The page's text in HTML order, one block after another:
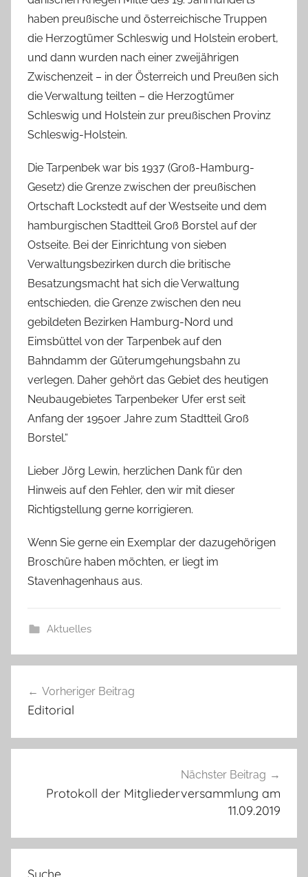
haben preußische und österreichische Truppen
die Herzogtümer Schleswig und Holstein erobert,
und dann wurden nach einer zweijährigen
Zwischenzeit – in der Österreich und Preußen sich
die Verwaltung teilten – die Herzogtümer
Schleswig und Holstein zur preußischen Provinz
Schleswig-Holstein.
Die Tarpenbek war bis 1937 (Groß-Hamburg-
Gesetz) die Grenze zwischen der preußischen
Ortschaft Lockstedt auf der Westseite und dem
hamburgischen Stadtteil Groß Borstel auf der
Ostseite. Bei der Einrichtung von sieben
Verwaltungsbezirken durch die britische
Besatzungsmacht hat sich die Verwaltung
entschieden, die Grenze zwischen den neu
gebildeten Bezirken Hamburg-Nord und
Eimsbüttel von der Tarpenbek auf den
Bahndamm der Güterumgehungsbahn zu
verlegen. Daher gehört das Gebiet des heutigen
Neubaugebietes Tarpenbeker Ufer erst seit
Anfang der 1950er Jahre zum Stadtteil Groß
Borstel.“
Lieber Jörg Lewin, herzlichen Dank für den
Hinweis auf den Fehler, den wir mit dieser
Richtigstellung gerne korrigieren.
Wenn Sie gerne ein Exemplar der dazugehörigen
Broschüre haben möchten, er liegt im
Stavenhagenhaus aus.
Aktuelles
Vorheriger Beitrag
Editorial
Nächster Beitrag
Protokoll der Mitgliederversammlung am
11.09.2019